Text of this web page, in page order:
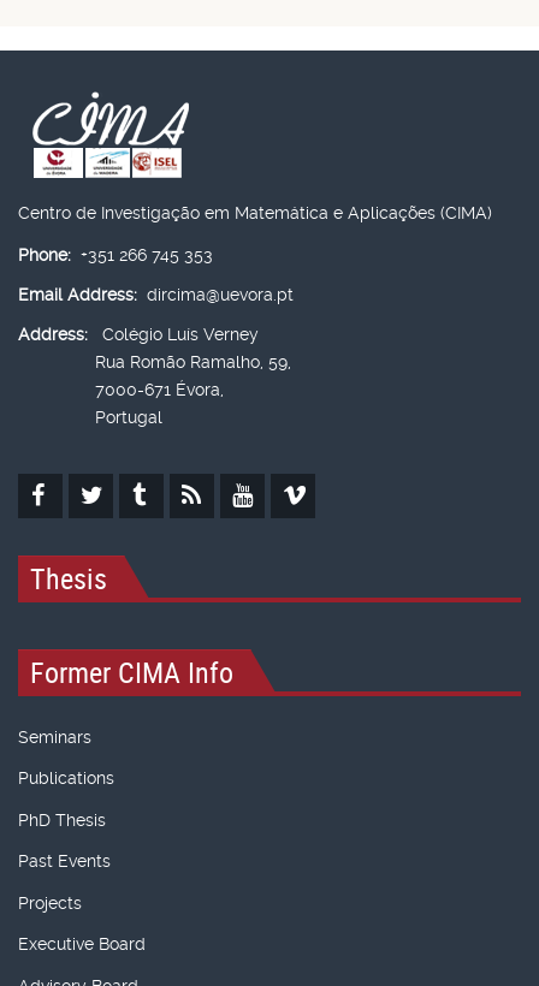
Centro de Investigação em Matemática e Aplicações (CIMA)
Phone: +351 266 745 353
Email Address: dircima@uevora.pt
Address:
Colégio Luís Verney
Rua Romão Ramalho, 59,
7000-671 Évora,
Portugal
Thesis
Former CIMA Info
Seminars
Publications
PhD Thesis
Past Events
Projects
Executive Board